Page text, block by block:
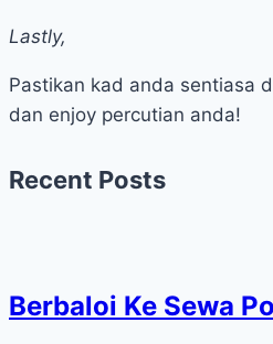
Lastly,
Pastikan kad anda sentiasa
dan enjoy percutian anda!
Recent Posts
Berbaloi Ke Sewa